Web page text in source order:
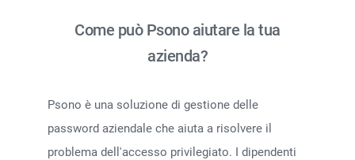
Come può Psono aiutare la tua
azienda?
Psono è una soluzione di gestione delle
password aziendale che aiuta a risolvere il
problema dell'accesso privilegiato. I dipendenti